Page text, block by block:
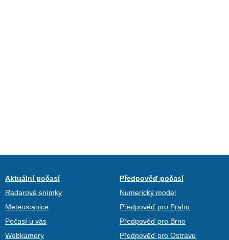
Aktuální počasí
Radarové snímky
Meteostanice
Počasí u vás
Webkamery
Předpověď počasí
Numerický model
Předpověď pro Prahu
Předpověď pro Brno
Předpověď pro Ostravu